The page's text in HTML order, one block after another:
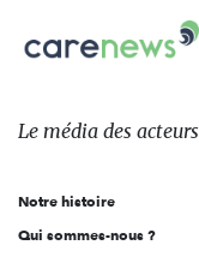
sur:
Le
des
l'engagement
Le média des acteurs
Notre histoire
Qui sommes-nous ?